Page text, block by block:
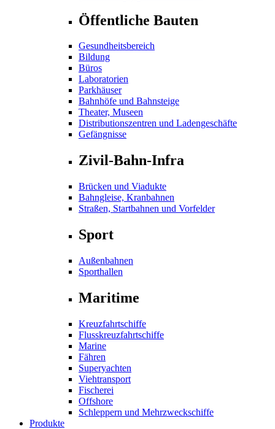
Öffentliche Bauten
Gesundheitsbereich
Bildung
Büros
Laboratorien
Parkhäuser
Bahnhöfe und Bahnsteige
Theater, Museen
Distributionszentren und Ladengeschäfte
Gefängnisse
Zivil-Bahn-Infra
Brücken und Viadukte
Bahngleise, Kranbahnen
Straßen, Startbahnen und Vorfelder
Sport
Außenbahnen
Sporthallen
Maritime
Kreuzfahrtschiffe
Flusskreuzfahrtschiffe
Marine
Fähren
Superyachten
Viehtransport
Fischerei
Offshore
Schleppern und Mehrzweckschiffe
Produkte